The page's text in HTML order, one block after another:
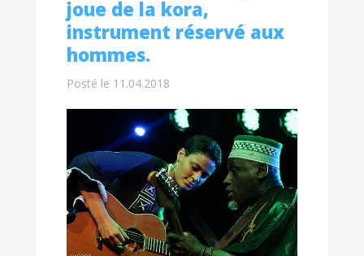
joue de la kora,
instrument réservé aux
hommes.
Posté le 11.04.2018